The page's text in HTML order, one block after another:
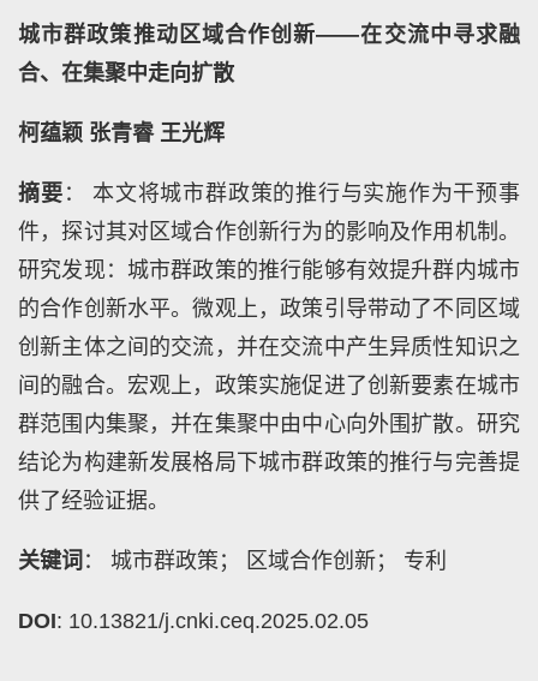
城市群政策推动区域合作创新——在交流中寻求融
合、在集聚中走向扩散
柯蕴颖 张青睿 王光辉
摘要 ： 本文将城市群政策的推行与实施作为干预事
件，探讨其对区域合作创新行为的影响及作用机制。
研究发现：城市群政策的推行能够有效提升群内城市
的合作创新水平。微观上，政策引导带动了不同区域
创新主体之间的交流，并在交流中产生异质性知识之
间的融合。宏观上，政策实施促进了创新要素在城市
群范围内集聚，并在集聚中由中心向外围扩散。研究
结论为构建新发展格局下城市群政策的推行与完善提
供了经验证据。
关键词 ： 城市群政策； 区域合作创新； 专利
DOI: 10.13821/j.cnki.ceq.2025.02.05